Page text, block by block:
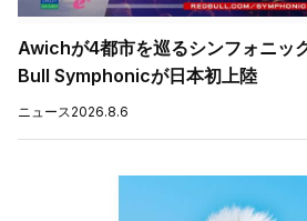
Awichが4都市を巡るシンフォニッ
Bull Symphonicが日本初上陸
ニュース2026.8.6